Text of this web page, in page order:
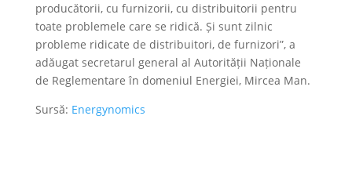
producătorii, cu furnizorii, cu distribuitorii pentru
toate problemele care se ridică. Și sunt zilnic
probleme ridicate de distribuitori, de furnizori”, a
adăugat secretarul general al Autorității Naționale
de Reglementare în domeniul Energiei, Mircea Man.
Sursă: Energynomics